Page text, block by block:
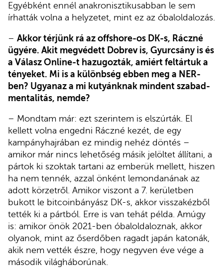
Egyébként ennél anakronisztikusabban le sem
írhatták volna a helyzetet, mint ez az óbaloldalozás.
– Akkor térjünk rá az offshore-os DK-s, Ráczné
ügyére. Akit megvédett Dobrev is, Gyurcsány is és
a Válasz Online-t hazugozták, amiért feltártuk a
tényeket. Mi is a különbség ebben meg a NER-
ben? Ugyanaz a mi kutyánknak mindent szabad-
mentalitás, nemde?
– Mondtam már: ezt szerintem is elszúrták. El
kellett volna engedni Ráczné kezét, de egy
kampányhajrában ez mindig nehéz döntés –
amikor már nincs lehetőség másik jelöltet állítani, a
pártok ki szoktak tartani az emberük mellett, hiszen
ha nem tennék, azzal önként lemondanának az
adott körzetről. Amikor viszont a 7. kerületben
bukott le bitcoinbányász DK-s, akkor visszakézből
tették ki a pártból. Erre is van tehát példa. Amúgy
is: amikor önök 2021-ben óbaloldaloznak, akkor
olyanok, mint az őserdőben ragadt japán katonák,
akik nem vették észre, hogy negyven éve vége a
második világháborúnak.